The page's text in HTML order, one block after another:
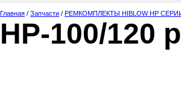
Главная / Запчасти / РЕМКОМПЛЕКТЫ HIBLOW HP
HP-100/120